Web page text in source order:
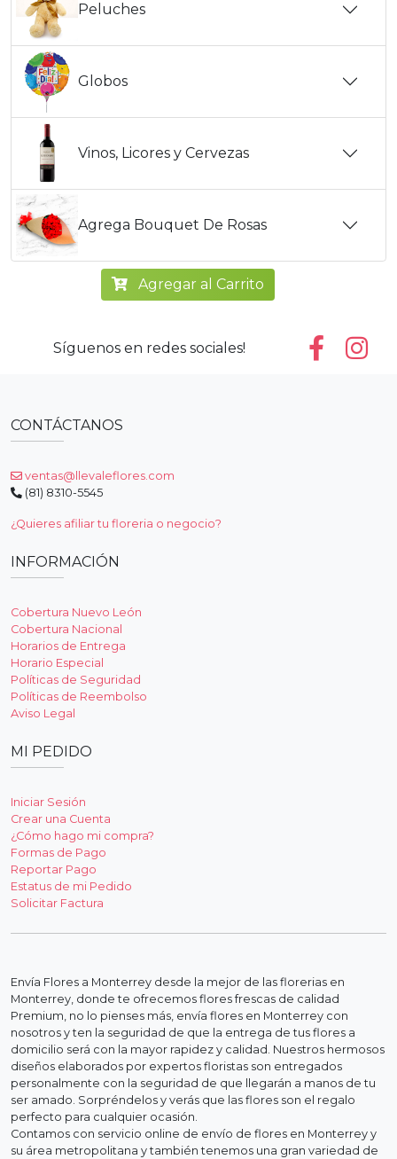
Peluches
Globos
Vinos, Licores y Cervezas
Agrega Bouquet De Rosas
Agregar al Carrito
Síguenos en redes sociales!
CONTÁCTANOS
ventas@llevaleflores.com
(81) 8310-5545
¿Quieres afiliar tu floreria o negocio?
INFORMACIÓN
Cobertura Nuevo León
Cobertura Nacional
Horarios de Entrega
Horario Especial
Políticas de Seguridad
Políticas de Reembolso
Aviso Legal
MI PEDIDO
Iniciar Sesión
Crear una Cuenta
¿Cómo hago mi compra?
Formas de Pago
Reportar Pago
Estatus de mi Pedido
Solicitar Factura
Envía Flores a Monterrey desde la mejor de las florerias en
Monterrey, donde te ofrecemos flores frescas de calidad
Premium, no lo pienses más, envía flores en Monterrey con
nosotros y ten la seguridad de que la entrega de tus flores a
domicilio será con la mayor rapidez y calidad. Nuestros hermosos
diseños elaborados por expertos floristas son entregados
personalmente con la seguridad de que llegarán a manos de tu
ser amado. Sorpréndelos y verás que las flores son el regalo
perfecto para cualquier ocasión.
Contamos con servicio online de envío de flores en Monterrey y
su área metropolitana y también tenemos una gran variedad de